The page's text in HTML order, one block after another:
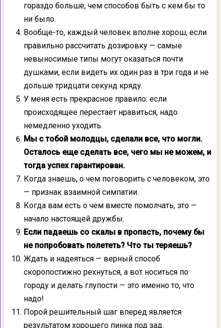
гораздо больше, чем способов быть с кем бы то
ни было.
Вообще-то, каждый человек вполне хорош, если
правильно рассчитать дозировку — самые
невыносимые типы могут оказаться почти
душками, если видеть их один раз в три года и не
дольше тридцати секунд кряду.
У меня есть прекрасное правило: если
происходящее перестает нравиться, надо
немедленно уходить.
Мы с тобой молодцы, сделали все, что могли.
Осталось еще сделать все, чего мы не можем, и
тогда успех гарантирован.
Когда знаешь, о чем поговорить с человеком, это
— признак взаимной симпатии.
Когда вам есть о чем вместе помолчать, это —
начало настоящей дружбы.
Если падаешь со скалы в пропасть, почему бы
не попробовать полететь? Что ты теряешь?
Ждать и надеяться — верный способ
скоропостижно рехнуться, а вот носиться по
городу и делать глупости — это именно то, что
надо!
Порой решительный шаг вперед является
результатом хорошего пинка под зад.